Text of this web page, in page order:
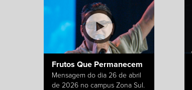
Frutos Que Permanecem
Mensagem do dia 26 de abril
de 2026 no campus Zona Sul.